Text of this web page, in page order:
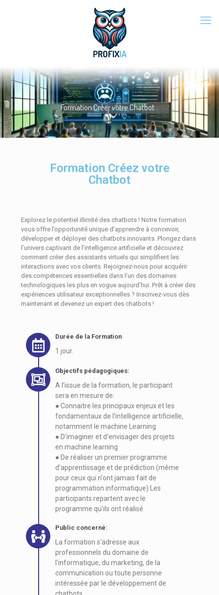
Formation Créer votre Chatbot
Formation Créez votre
Chatbot
Explorez le potentiel illimité des chatbots ! Notre formation
vous offre l’opportunité unique d’apprendre à concevoir,
développer et déployer des chatbots innovants. Plongez dans
l’univers captivant de l’intelligence artificielle et découvrez
comment créer des assistants virtuels qui simplifient les
interactions avec vos clients. Rejoignez-nous pour acquérir
des compétences essentielles dans l’un des domaines
technologiques les plus en vogue aujourd’hui. Prêt à créer des
expériences utilisateur exceptionnelles ? Inscrivez-vous dès
maintenant et devenez un expert des chatbots !
Durée de la Formation
1 jour.
Objectifs pédagogiques:
A l'issue de la formation, le participant
sera en mesure de:
● Connaitre les principaux enjeux et les
fondamentaux de l'intelligence artificielle,
notamment le machine Learning
● D'imaginer et d'envisager des projets
en machine learning
● De réaliser un premier programme
d'apprentissage et de prédiction (même
pour ceux qui n'ont jamais fait de
programmation informatique) Les
participants repartent avec le
programme qu'ils ont réalisé.
Public concerné:
La formation s'adresse aux
professionnels du domaine de
l'informatique, du marketing, de la
communication ou toute personne
intéressée par le développement de